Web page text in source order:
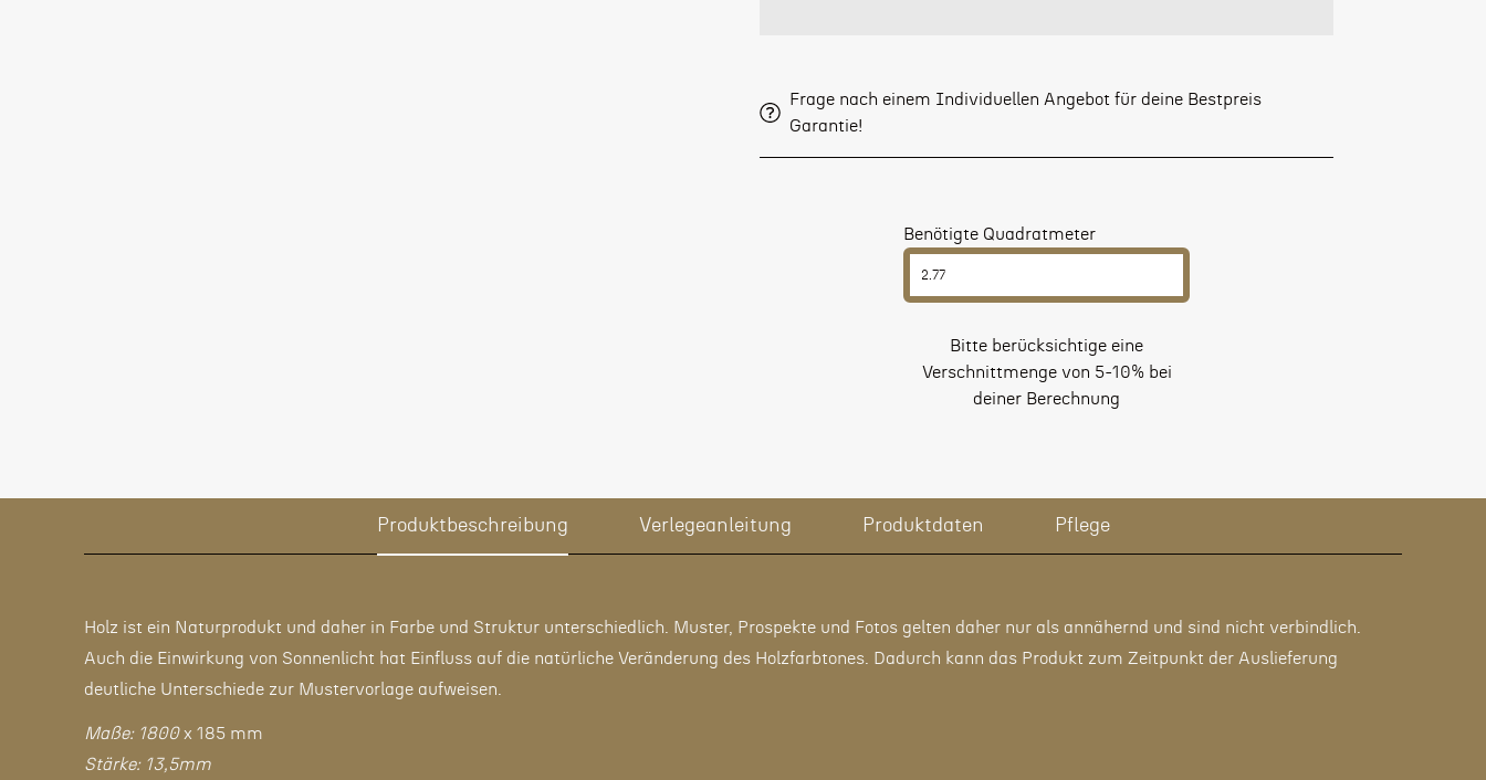
Frage nach einem Individuellen Angebot für deine Bestpreis
Garantie!
Benötigte Quadratmeter
Bitte berücksichtige eine
Verschnittmenge von 5-10% bei
deiner Berechnung
Produktbeschreibung Verlegeanleitung Produktdaten Pflege
Holz ist ein Naturprodukt und daher in Farbe und Struktur unterschiedlich. Muster, Prospekte und Fotos gelten daher nur als annähernd und sind nicht verbindlich.
Auch die Einwirkung von Sonnenlicht hat Einfluss auf die natürliche Veränderung des Holzfarbtones. Dadurch kann das Produkt zum Zeitpunkt der Auslieferung
deutliche Unterschiede zur Mustervorlage aufweisen.
Maße: 1800x 185 mm
Stärke: 13,5mm